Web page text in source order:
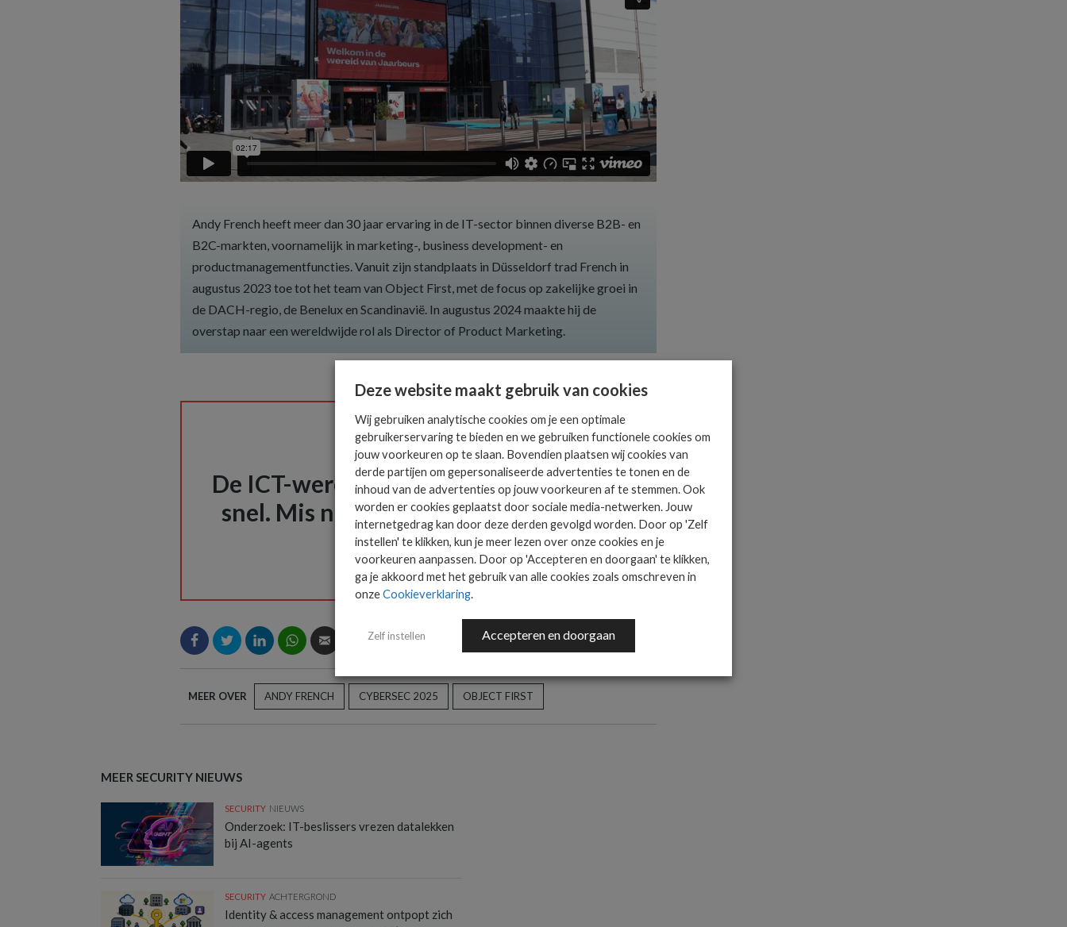
Andy French heeft meer dan 30 jaar ervaring in de IT-sector binnen diverse B2B- en
B2C-markten, voornamelijk in marketing-, business development- en
productmanagementfuncties. Vanuit zijn standplaats in Düsseldorf trad French in
augustus 2023 toe tot het team van Object First, met de focus op zakelijke groei in
de DACH-regio, de Benelux en Scandinavië. In augustus 2024 maakte hij de
overstap naar een wereldwijde rol als Director of Product Marketing.
De ICT-wereld is
snel. Mis niets.
Het allerlaatste ICT
nieuws in jouw mailbox
AANMELDEN
MEER OVER ANDY FRENCH CYBERSEC 2025 OBJECT FIRST
MEER SECURITY NIEUWS
SECURITY NIEUWS
Onderzoek: IT-beslissers vrezen datalekken
bij AI-agents
SECURITY ACHTERGROND
Identity & access management ontpopt zich
Deze website maakt gebruik van cookies
Wij gebruiken analytische cookies om je een optimale
gebruikerservaring te bieden en we gebruiken functionele cookies om
jouw voorkeuren op te slaan. Bovendien plaatsen wij cookies van
derde partijen om gepersonaliseerde advertenties te tonen en de
inhoud van de advertenties op jouw voorkeuren af te stemmen. Ook
worden er cookies geplaatst door sociale media-netwerken. Jouw
internetgedrag kan door deze derden gevolgd worden. Door op 'Zelf
instellen' te klikken, kun je meer lezen over onze cookies en je
voorkeuren aanpassen. Door op 'Accepteren en doorgaan' te klikken,
ga je akkoord met het gebruik van alle cookies zoals omschreven in
onzeCookieverklaring.
Zelf instellen Accepteren en doorgaan